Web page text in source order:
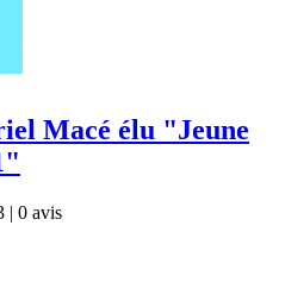
Macé élu "Jeune
| 0 avis